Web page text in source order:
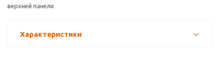
верхней панели
Характеристики